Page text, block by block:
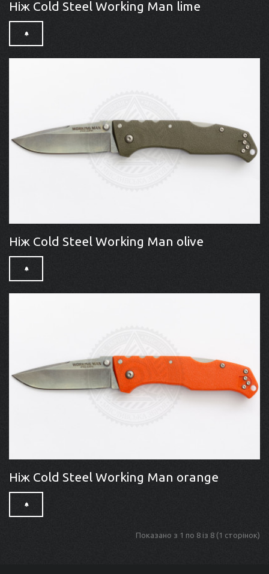
Ніж Cold Steel Working Man lime
Ніж Cold Steel Working Man olive
Ніж Cold Steel Working Man orange
Показано з 1 по 8 із 8 (1 сторінок)